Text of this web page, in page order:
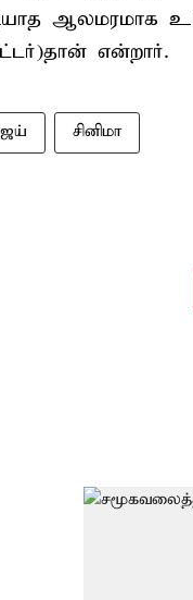
ஆலமரமாக
என்றார்.
சினிமா